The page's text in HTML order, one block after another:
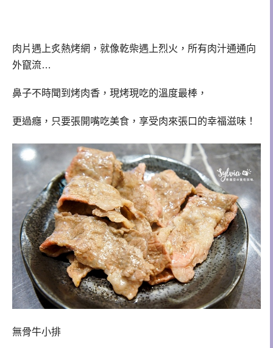
肉片遇上炙熱烤網，就像乾柴遇上烈火，所有肉汁通通向
外竄流…
鼻子不時聞到烤肉香，現烤現吃的溫度最棒，
更過癮，只要張開嘴吃美食，享受肉來張口的幸福滋味！
無骨牛小排